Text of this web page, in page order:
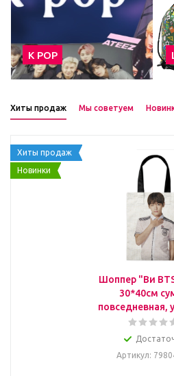
К POP
Хиты продаж Мы советуем
Хиты продаж
Новинки
Шоппер "Ви
30*40см
повседневная,
Артикул: